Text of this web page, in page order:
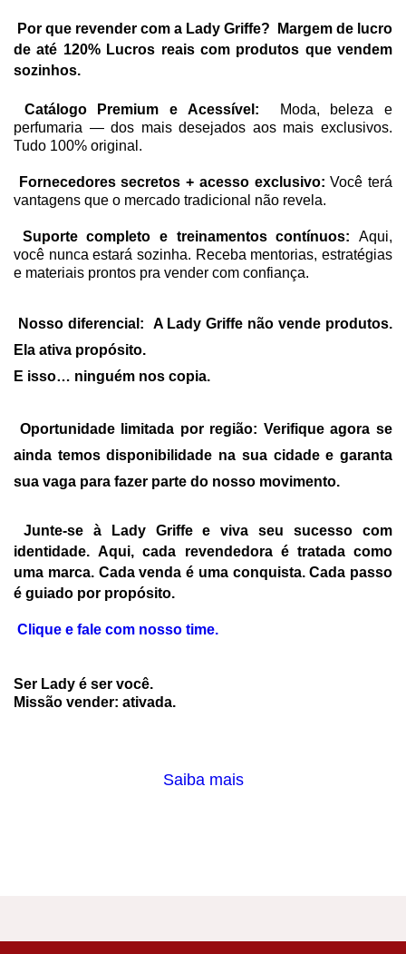
SONO TRANQUILO
CORAÇÃO SADIO
METABOLISMO
GLICOSE ESTÁVEL
RESPIRAÇÃO LIVRE
MOBILIDADE ÓSSEA
SAÚDE OCULAR
SAÚDE DIGESTIVA
FORÇA CORPORAL
FORÇA CAPILAR
FOCO MENTAL
CORPO SAUDÁVEL
Por que revender com a Lady Griffe?
Margem de lucro
de até 120% Lucros reais com produtos que vendem
sozinhos.
Catálogo Premium e Acessível:
Moda, beleza e
perfumaria — dos mais desejados aos mais exclusivos.
Tudo 100% original.
Fornecedores secretos + acesso exclusivo:Você terá
vantagens que o mercado tradicional não revela.
Suporte completo e treinamentos contínuos:Aqui,
você nunca estará sozinha. Receba mentorias, estratégias
e materiais prontos pra vender com confiança.
Nosso diferencial: A Lady Griffe não vende produtos.
Ela ativa propósito.
E isso… ninguém nos copia.
Oportunidade limitada por região: Verifique agora se
ainda temos disponibilidade na sua cidade e garanta
sua vaga para fazer parte do nosso movimento.
Junte-se à Lady Griffe e viva seu sucesso com
identidade.Aqui, cada revendedora é tratada como
uma marca. Cada venda é uma conquista. Cada passo
é guiado por propósito.
Clique e fale com nosso time.
Ser Lady é ser você.
Missão vender: ativada.
Saiba mais